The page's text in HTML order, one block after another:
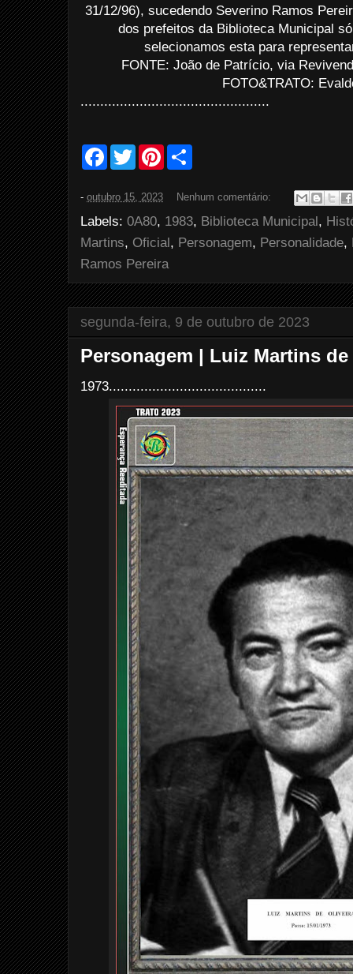
31/12/96), sucedendo Severino Ramos
dos prefeitos da Biblioteca Municipal
selecionamos esta para
FONTE: João de Patrício, via
FOTO&TRATO:
................................................
F
b
o
k
T
w
t
r
P
e
s
t
e
- outubro 15, 2023 Nenhum comentário:
Labels: 0A80, 1983, Biblioteca Municipal,
Martins, Oficial, Personagem, Personalidade,
Ramos Pereira
segunda-feira, 9 de outubro de 2023
Personagem | Luiz Martins
1973........................................